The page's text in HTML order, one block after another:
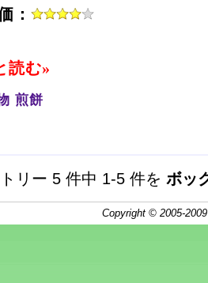
：
読む»
煎餅
リー 5 件中 1-5 件を ボッ
Copyright © 2005-